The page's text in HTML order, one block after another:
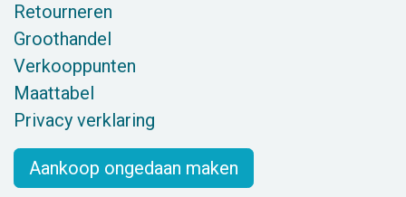
Retourneren
Groothandel
Verkooppunten
Maattabel
Privacy verklaring
Aankoop ongedaan maken